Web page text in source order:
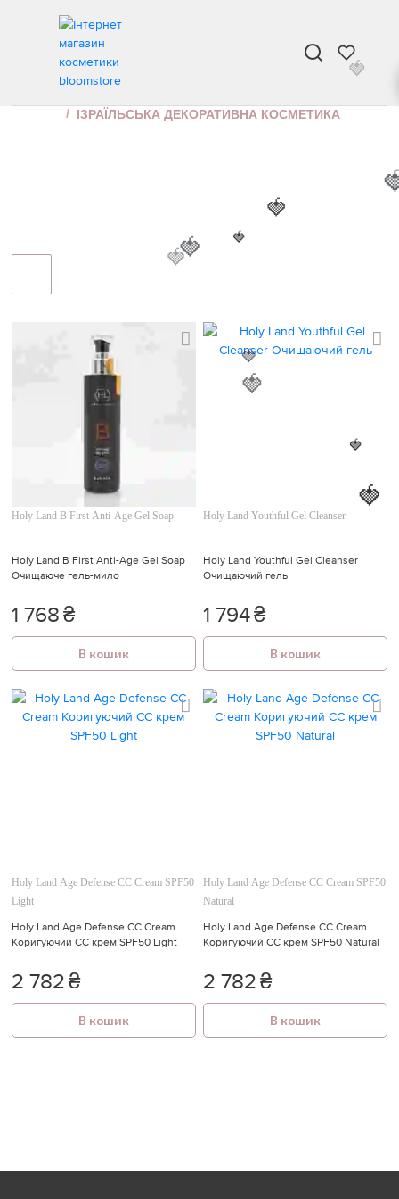
ІЗРАЇЛЬСЬКА ДЕКОРАТИВНА КОСМЕТИКА
ІЗРАЇЛЬСЬКА ДЕКОРАТИВНА КОСМЕТИКА
Holy Land B First Anti-Age Gel Soap
Holy Land B First Anti-Age Gel Soap
Очищаюче гель-мило
1 768₴
В кошик
Holy Land Youthful Gel Cleanser
Holy Land Youthful Gel Cleanser
Очищаючий гель
1 794₴
В кошик
Holy Land Age Defense CC Cream SPF50
Light
Holy Land Age Defense CC Cream
Коригуючий СС крем SPF50 Light
2 782₴
В кошик
Holy Land Age Defense CC Cream SPF50
Natural
Holy Land Age Defense CC Cream
Коригуючий СС крем SPF50 Natural
2 782₴
В кошик
🍓
🍓
🍓
🍓
🍓 🍓
🍓